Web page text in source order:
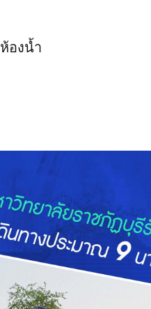
องน้ำ